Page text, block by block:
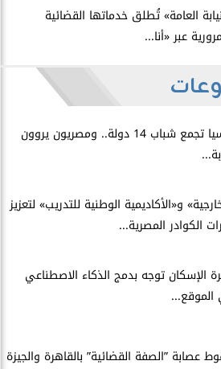
العامة» تُطلق خدماتها القضائية
عبر «أنا...
روسيا تجمع شباب 14 دولة.. ومصريون يروون
و«الأكاديمية الوطنية للتدريب» لتعزيز
الكوادر المصرية...
الإسكان توجه بدمج الذكاء الاصطناعي
عصابة ”الصفة القضائية” بالقاهرة والجيزة